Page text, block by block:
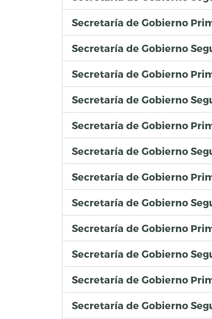
Secretaría de Gobierno
Secretaría de Gobierno
Secretaría de Gobierno
Secretaría de Gobierno
Secretaría de Gobierno
Secretaría de Gobierno
Secretaría de Gobierno
Secretaría de Gobierno
Secretaría de Gobierno
Secretaría de Gobierno
Secretaría de Gobierno
Secretaría de Gobierno